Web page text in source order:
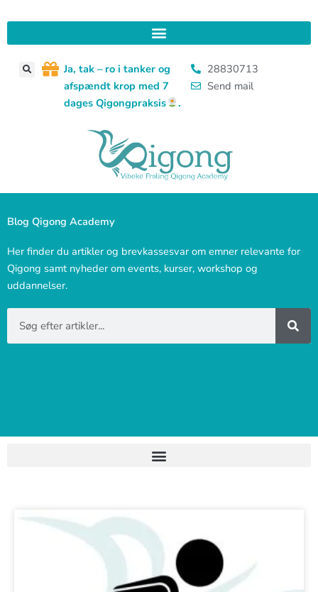
til
indholdet
Ja, tak – ro i tanker og
afspændt krop med 7
dages Qigongpraksis
.
28830713
Send mail
Blog Qigong Academy
Her finder du artikler og brevkassesvar om emner relevante for
Qigong samt nyheder om events, kurser, workshop og
uddannelser.